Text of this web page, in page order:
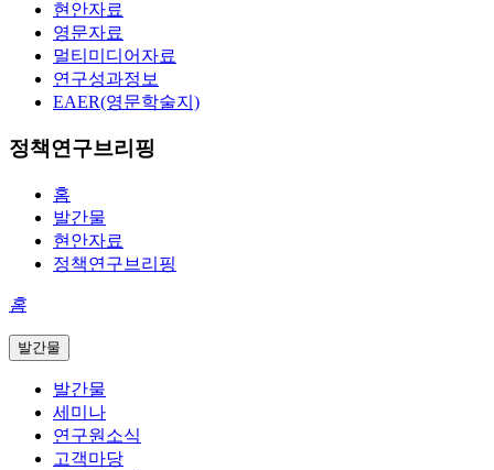
현안자료
영문자료
멀티미디어자료
연구성과정보
EAER(영문학술지)
정책연구브리핑
홈
발간물
현안자료
정책연구브리핑
홈
발간물
발간물
세미나
연구원소식
고객마당